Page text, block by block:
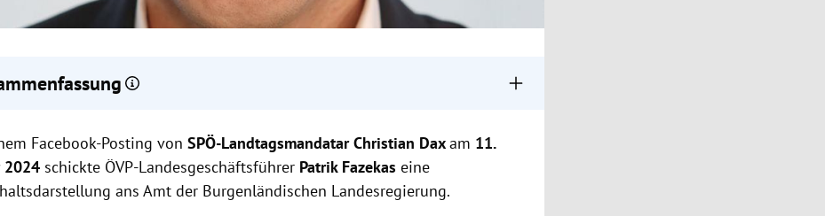
SPÖ akzeptierte die Strafe, die automatisch von der Parteienförderung abgezogen
gegen die ÖVP läuft ein Verfahren wegen eines vermuteten Verstoßes im
Facebook-Posting vonSPÖ-Landtagsmandatar Christian Daxam 11.
2024 schickte ÖVP-Landesgeschäftsführer Patrik Fazekas eine
ans Amt der Burgenländischen Landesregierung.